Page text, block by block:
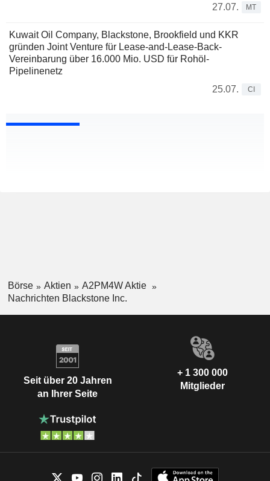
27.07.
MT
Kuwait Oil Company, Blackstone, Brookfield und KKR
gründen Joint Venture für Lease-and-Lease-Back-
Vereinbarung über 16.000 Mio. USD für Rohöl-
Pipelinenetz
25.07.
CI
Börse Aktien
A2PM4W Aktie
Nachrichten Blackstone Inc.
Seit über 20 Jahren
an Ihrer Seite
+ 1 300 000
Mitglieder